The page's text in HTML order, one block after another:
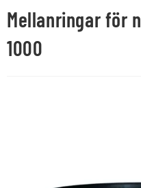
Mellanringar för
1000